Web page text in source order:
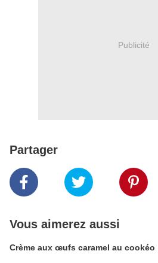
Publicité
Partager
Vous aimerez aussi
Crème aux œufs caramel au cookéo